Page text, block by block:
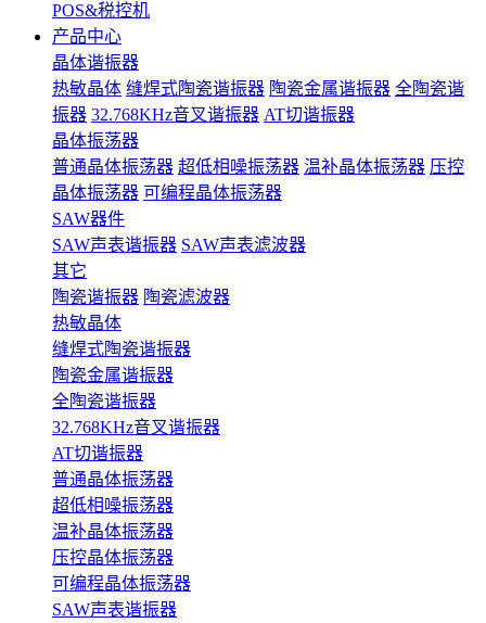
POS&税控机
产品中心
晶体谐振器
热敏晶体 缝焊式陶瓷谐振器 陶瓷金属谐振器 全陶瓷谐
振器 32.768KHz音叉谐振器 AT切谐振器
晶体振荡器
普通晶体振荡器 超低相噪振荡器 温补晶体振荡器 压控
晶体振荡器 可编程晶体振荡器
SAW器件
SAW声表谐振器 SAW声表滤波器
其它
陶瓷谐振器 陶瓷滤波器
热敏晶体
缝焊式陶瓷谐振器
陶瓷金属谐振器
全陶瓷谐振器
32.768KHz音叉谐振器
AT切谐振器
普通晶体振荡器
超低相噪振荡器
温补晶体振荡器
压控晶体振荡器
可编程晶体振荡器
SAW声表谐振器